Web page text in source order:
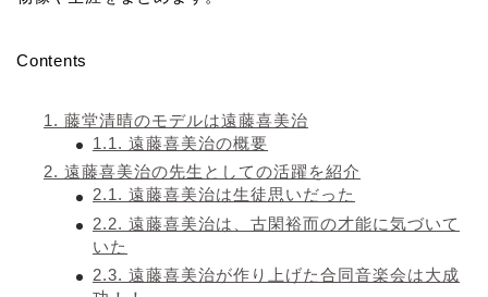
Contents
1. 藤堂清晴のモデルは遠藤喜美治
1.1. 遠藤喜美治の概要
2. 遠藤喜美治の先生としての活躍を紹介
2.1. 遠藤喜美治は生徒思いだった
2.2. 遠藤喜美治は、古閑裕而の才能に気づいて
いた
2.3. 遠藤喜美治が作り上げた合同音楽会は大成